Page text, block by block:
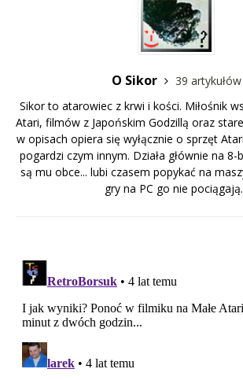
O Sikor
39 artykułów
Sikor to atarowiec z krwi i kości. Miłośnik
Atari, filmów z Japońskim Godzillą oraz
w opisach opiera się wyłącznie o sprzęt
pogardzi czym innym. Działa głównie na
są mu obce... lubi czasem popykać na
gry na PC go nie